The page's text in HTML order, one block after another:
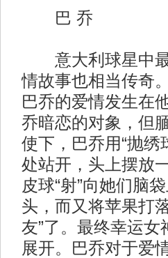
巴 乔
意大利球星中最
情故事也相当传奇
巴乔的爱情发生在
乔暗恋的对象，但
使下，巴乔用“抛绣
处站开，头上摆放
皮球“射”向她们脑
头，而又将苹果打
友”了。最终幸运
展开。巴乔对于爱